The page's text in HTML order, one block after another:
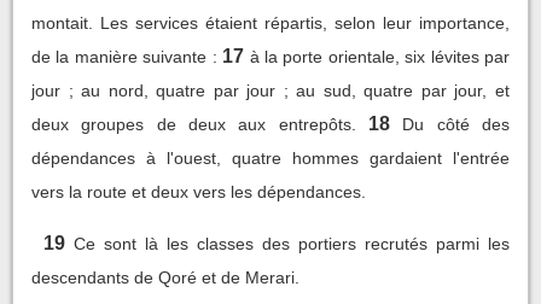
montait. Les services étaient répartis, selon leur importance,
de la manière suivante : 17 à la porte orientale, six lévites par
jour ; au nord, quatre par jour ; au sud, quatre par jour, et
deux groupes de deux aux entrepôts.
18
Du côté des
dépendances à l'ouest, quatre hommes gardaient l'entrée
vers la route et deux vers les dépendances.
19 Ce sont là les classes des portiers recrutés parmi les
descendants de Qoré et de Merari.